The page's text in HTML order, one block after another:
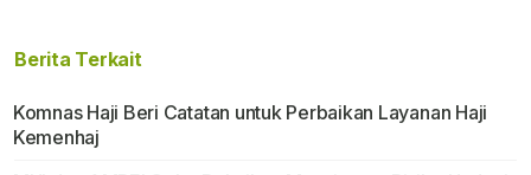
Berita Terkait
Komnas Haji Beri Catatan untuk Perbaikan Layanan Haji
Kemenhaj